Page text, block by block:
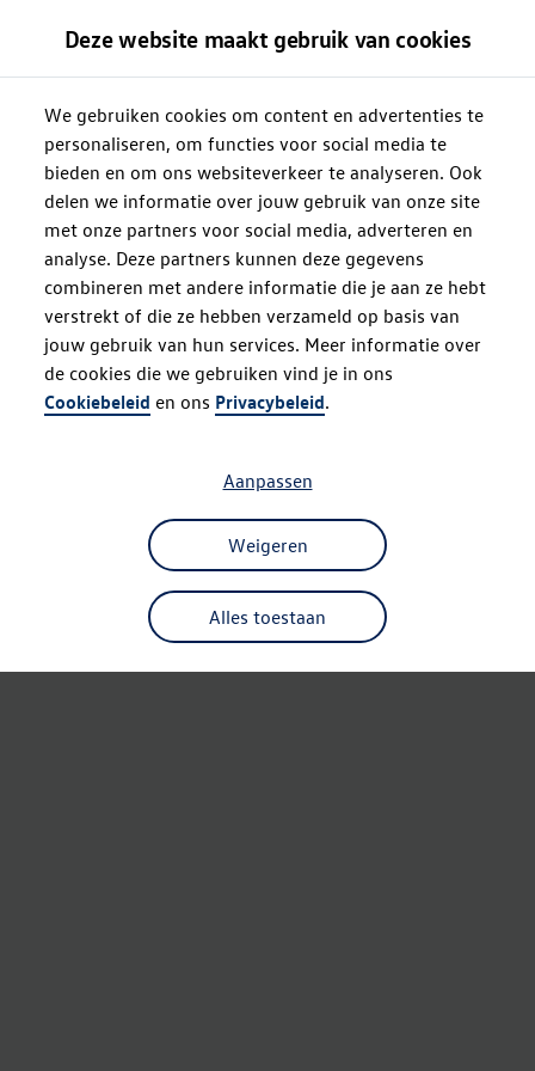
Deze website maakt gebruik van cookies
We gebruiken cookies om content en advertenties te
personaliseren, om functies voor social media te
bieden en om ons websiteverkeer te analyseren. Ook
delen we informatie over jouw gebruik van onze site
met onze partners voor social media, adverteren en
analyse. Deze partners kunnen deze gegevens
combineren met andere informatie die je aan ze hebt
verstrekt of die ze hebben verzameld op basis van
jouw gebruik van hun services. Meer informatie over
de cookies die we gebruiken vind je in ons
Cookiebeleid en ons Privacybeleid.
Alles toestaan
Weigeren
Aanpassen
Oops!
Something went wrong. Please try
refreshing the app
Refresh